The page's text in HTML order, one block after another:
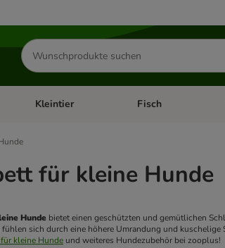
Produkte
suchen
& Zubehör
Kategorie-Menü öffnen: Hundefutter &
Kleintier Kategorie-Menü
Fisch
für kleine Hunde
Hunde bietet einen geschützten und gemütlichen
sich durch eine höhere Umrandung und
kleine Hunde und weiteres Hundezubehör bei zooplus!